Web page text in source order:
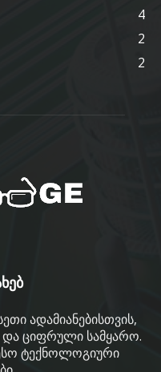
4
2
2
ადამიანებისთვის,
და ციფრული სამყარო.
ტექნოლოგიური